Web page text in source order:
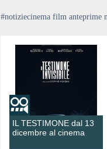
#notiziecinema film anteprime
IL TESTIMONE dal 13
dicembre al cinema